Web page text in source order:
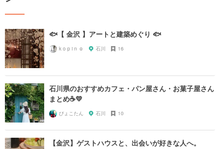
🐟【 金沢 】アートと建築めぐり 🐟
k o p i n ☺︎ 石川 16
石川県のおすすめカフェ・パン屋さん・お菓子屋さん
まとめ☕️💛
ぴょこたん 石川 10
【金沢】ゲストハウスと、出会いが好きな人へ。